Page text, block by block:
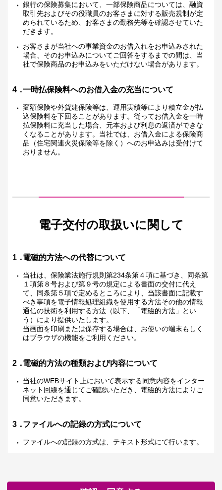
銀行の保険募集において、一部保険商品については、融資
取引先およびその役職員のお客さまに対する販売規制が定
められているため、お客さまの勤務先等を確認させていた
だきます。
お客さまが当社への事業資金のお借入れをお申込みされた
場合、そのお申込みについてご回答をするまでの間は、当
社で保険商品のお申込みをいただけない場合があります。
4．一時払保険料へのお借入金の充当について
変額保険や外貨建保険等は、運用実績等により積立金が払
込保険料を下回ることがあります。従ってお借入金を一時
払保険料に充当した場合、元本および利息の返済ができな
くなることがあります。当社では、お借入金による保険商
品（住宅関連火災保険等を除く）へのお申込みは受付けて
おりません。
電子交付の取扱いに関して
1．電磁的方法への代替について
当社は、保険業法施行規則第234条第４項に基づき、同条第
１項第８号および第９号の規定による書面の交付に代え
て、同条第５項で定めるところにより、当該書面に記載す
べき事項を電子情報処理組織を使用する方法その他の情報
通信の技術を利用する方法（以下、「電磁的方法」とい
う）により提供いたします。
当画面を印刷または保存する場合は、お使いの端末もしく
はブラウザの機能をご利用ください。
2．電磁的方法の種類および内容について
当社のWEBサイト上において表示する同意内容をインター
ネット回線を通じてご確認いただき、電磁的方法によりご
同意いただきます。
3．ファイルへの記録の方式について
ファイルへの記録の方式は、テキスト形式にて行います。